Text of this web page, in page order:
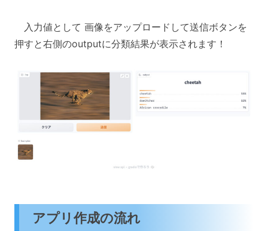
入力値として 画像をアップロードして送信ボタンを
押すと右側のoutputに分類結果が表示されます！
アプリ作成の流れ